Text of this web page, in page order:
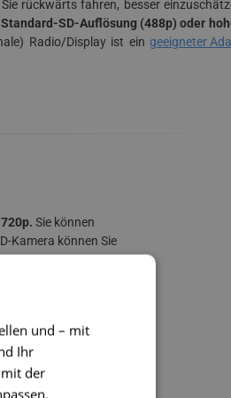
rückwärts fahren, besser
SD-Auflösung (488p) oder
Radio/Display ist eingeeigneter
Sie können
Kamera können Sie
sind, wählen
gegen
von bis
und – mit
Ihr
mit der